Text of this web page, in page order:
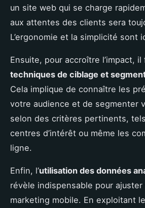
un site web qui se charge
aux attentes des clients sera
L’ergonomie et la simplicité sont
Ensuite, pour accroître l’impact,
techniques de ciblage et
Cela implique de connaître les
votre audience et de segmenter
selon des critères pertinents, tels
centres d’intérêt ou même les
ligne.
Enfin, l’utilisation des données
révèle indispensable pour ajuster
marketing mobile. En exploitant